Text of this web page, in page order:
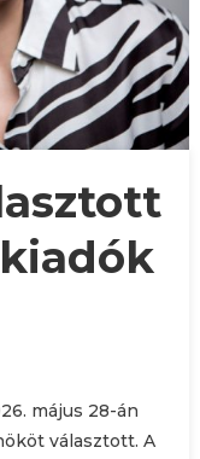
május 28-án
választott. A